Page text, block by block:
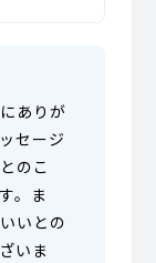
ありが
セージ
のこ
。ま
いとの
いま